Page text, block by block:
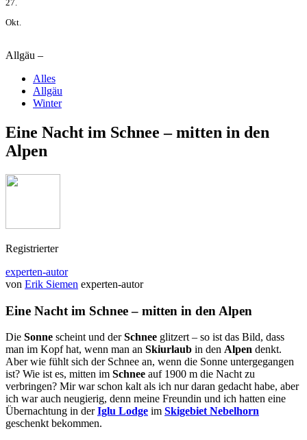
27.
Okt.
Allgäu –
Alles
Allgäu
Winter
Eine Nacht im Schnee – mitten in den
Alpen
Registrierter
experten-autor
von Erik Siemen experten-autor
Eine Nacht im Schnee – mitten in den Alpen
Die Sonne scheint und derSchnee glitzert – so ist das Bild, dass
man im Kopf hat, wenn man an Skiurlaub in den Alpen denkt.
Aber wie fühlt sich der Schnee an, wenn die Sonne untergegangen
ist? Wie ist es, mitten im Schnee auf 1900 m die Nacht zu
verbringen? Mir war schon kalt als ich nur daran gedacht habe, aber
ich war auch neugierig, denn meine Freundin und ich hatten eine
Übernachtung in derIglu Lodge im Skigebiet Nebelhorn
geschenkt bekommen.